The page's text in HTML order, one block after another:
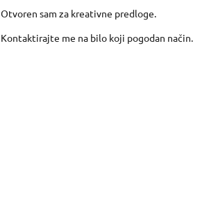
Otvoren sam za kreativne predloge.
Kontaktirajte me na bilo koji pogodan način.